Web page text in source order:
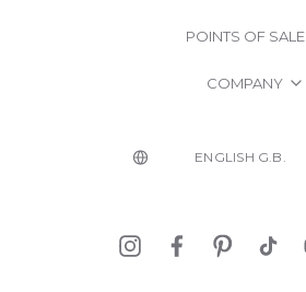
POINTS OF SALE
COMPANY